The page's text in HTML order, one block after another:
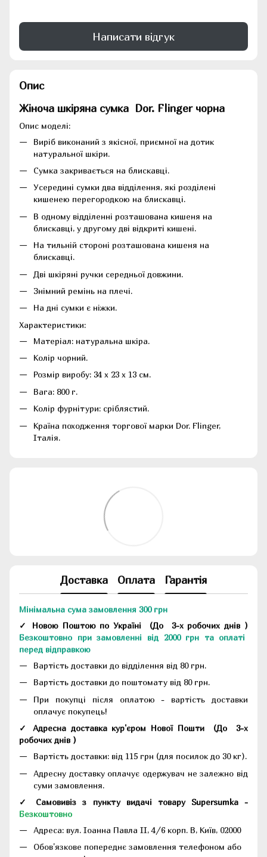
Написати відгук
Опис
Жіноча шкіряна сумка Dor. Flinger чорна
Опис моделі:
Виріб виконаний з якісної, приємної на дотик
натуральної шкіри.
Сумка закривається на блискавці.
Усередині сумки два відділення, які розділені
кишенею перегородкою на блискавці.
В одному відділенні розташована кишеня на
блискавці, у другому дві відкриті кишені.
На тильній стороні розташована кишеня на
блискавці.
Дві шкіряні ручки середньої довжини.
Знімний ремінь на плечі.
На дні сумки є ніжки.
Характеристики:
Матеріал: натуральна шкіра.
Колір чорний.
Розмір виробу: 34 х 23 х 13 см.
Вага: 800 г.
Колір фурнітури: сріблястий.
Країна походження торгової марки Dor. Flinger,
Італія.
Доставка Оплата Гарантія
Мінімальна сума замовлення 300 грн
✓ Новою Поштою по Україні (До 3-х робочих днів )
Безкоштовно при замовленні від 2000 грн та оплаті
перед відправкою
Вартість доставки до відділення від 80 грн.
Вартість доставки до поштомату від 80 грн.
При покупці після оплатою - вартість доставки
оплачує покупець!
✓ Адресна доставка кур'єром Нової Пошти (До 3-х
робочих днів )
Вартість доставки: від 115 грн (для посилок до 30 кг).
Адресну доставку оплачує одержувач не залежно від
суми замовлення.
✓ Самовивіз з пункту видачі товару Supersumka -
Безкоштовно
Адреса: вул. Іоанна Павла II, 4/6 корп. В, Київ, 02000
Обов'язкове попереднє замовлення телефоном або